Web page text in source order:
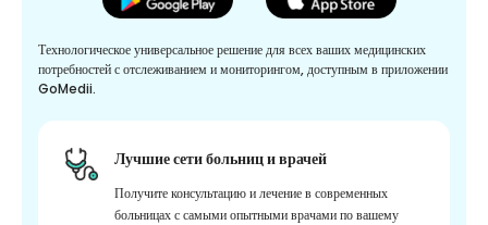
Технологическое универсальное решение для всех ваших медицинских
потребностей с отслеживанием и мониторингом, доступным в приложении
GoMedii.
Лучшие сети больниц и врачей
Получите консультацию и лечение в современных
больницах с самыми опытными врачами по вашему